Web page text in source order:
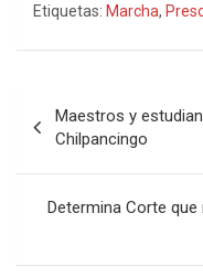
Etiquetas: Marcha,
de
entradas
Maestros y
Chilpancingo
Determina Corte